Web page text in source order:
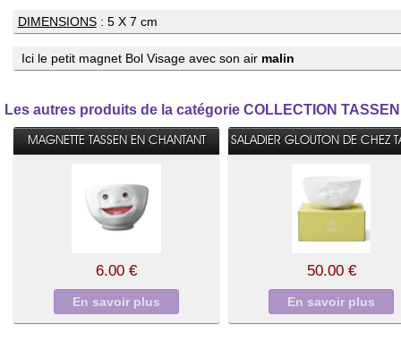
DIMENSIONS: 5 X 7 cm
Ici le petit magnet Bol Visage avec son air malin
Les autres produits de la catégorie COLLECTION TASSEN
MAGNETTE TASSEN EN CHANTANT
6.00 €
En savoir plus
SALADIER GLOUTON DE CHEZ
50.00 €
En savoir plus